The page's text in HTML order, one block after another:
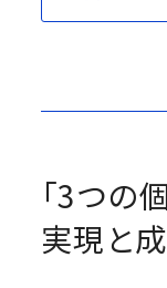
「3つの
実現と